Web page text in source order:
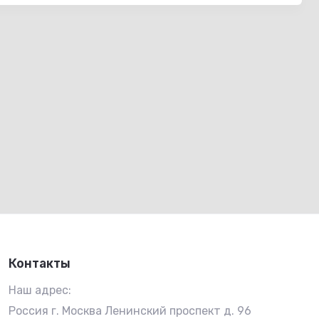
Контакты
Наш адрес:
Россия г. Москва Ленинский проспект д. 96